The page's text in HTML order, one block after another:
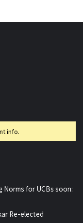
info.
for UCBs soon:
Re-elected